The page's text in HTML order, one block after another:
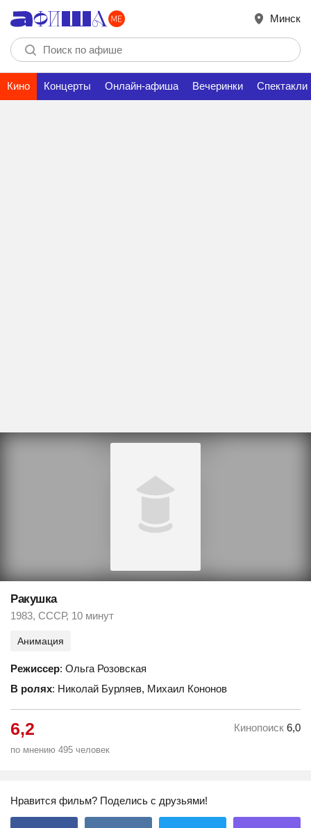
Минск
Кино Концерты Онлайн-афиша Вечеринки Спектакли
Ракушка
1983, СССР, 10 минут
Анимация
Режиссер: Ольга Розовская
В ролях: Николай Бурляев, Михаил Кононов
6,2
по мнению 495 человек
Кинопоиск 6,0
Нравится фильм? Поделись с друзьями!